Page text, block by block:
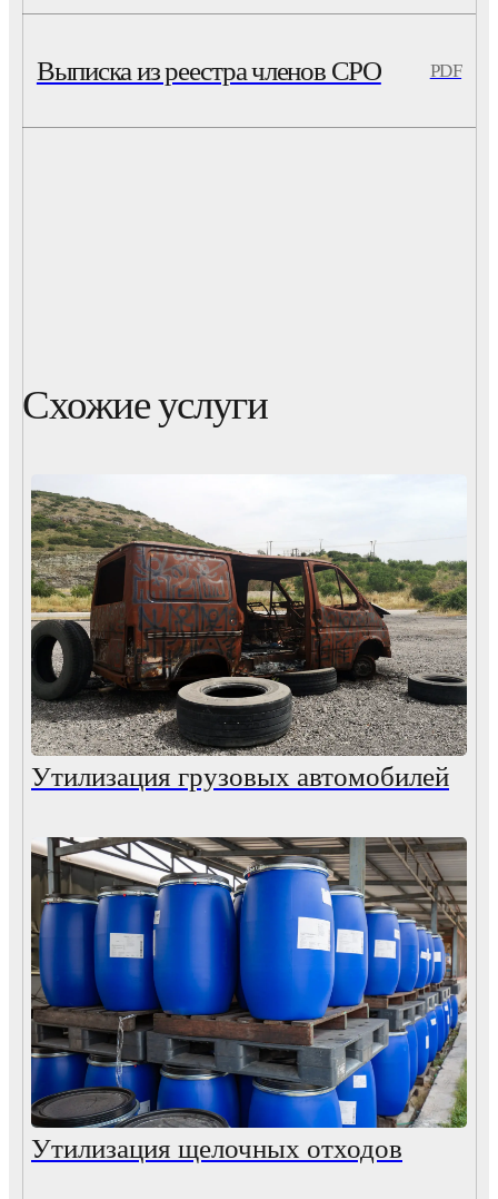
Выписка из реестра членов СРО PDF
Схожие услуги
Утилизация грузовых автомобилей
Утилизация щелочных отходов